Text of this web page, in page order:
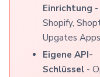
Einrichtung -
Shopify,
Upgates Apps
Eigene API-
Schlüssel -